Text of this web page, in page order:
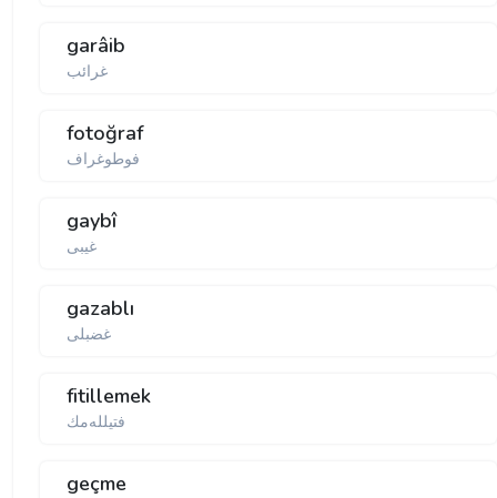
garâib
غرائب
fotoğraf
فوطوغراف
gaybî
غیبی
gazablı
غضبلی
fitillemek
فتیلله‌مك
geçme